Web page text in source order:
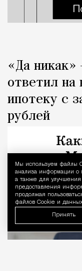
Мы используем файлы
анализа информации о
а также для
предоставления
продолжая
файлов Cookie и
Принять
«Да никак»
ответил на
ипотеку с
рублей
Кирилл